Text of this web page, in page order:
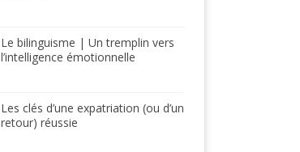
Le bilinguisme | Un tremplin vers
l’intelligence émotionnelle
Les clés d’une expatriation (ou d’un
retour) réussie